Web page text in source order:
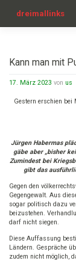
dreimallinks
Kann man mit
17. März 2023 von us
Gestern erschien bei
Jürgen Habermas
gäbe aber „bisher
Zumindest bei
gibt das
Gegen den
Gegengewalt. Aus
sogar politisch dazu
beizustehen.
darf nicht siegen.
Diese Auffassung
Ländern. Gespräche
zudem nicht möglich,